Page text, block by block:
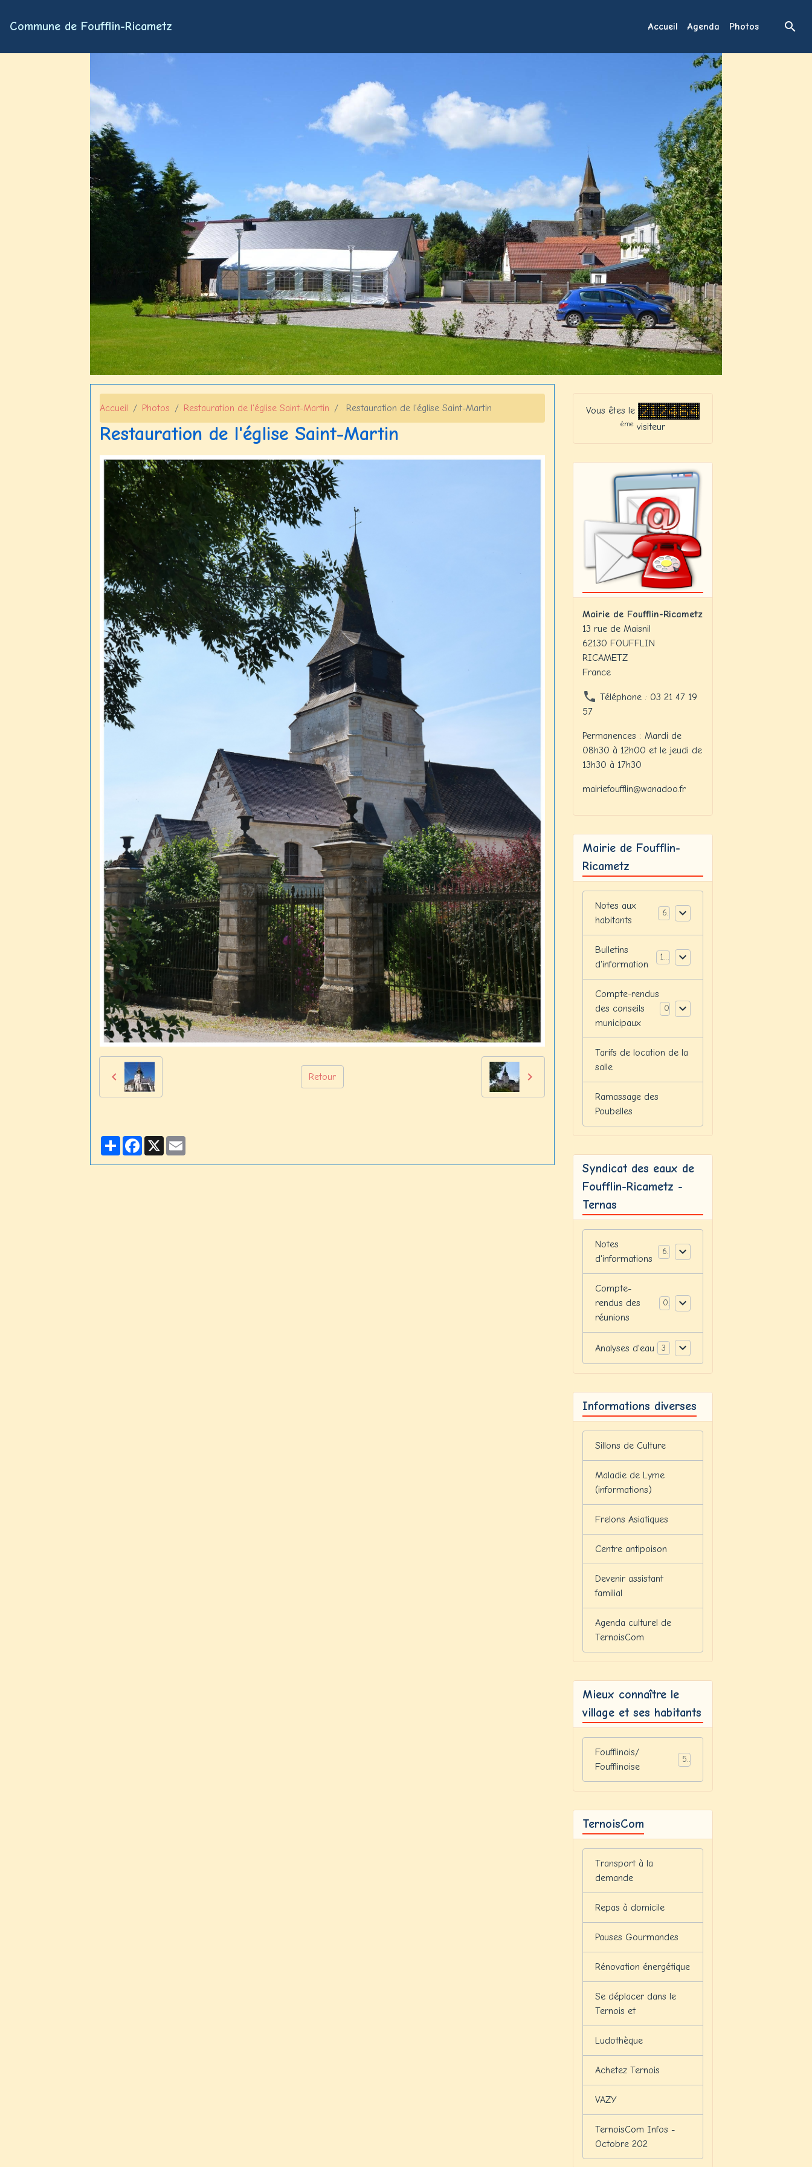
Commune de Foufflin-Ricametz Accueil Agenda Photos
Accueil Photos Restauration de l'église Saint-Martin Restauration de l'église Saint-Martin
Restauration de l'église Saint-Martin
Retour
PartagerFacebook
X
Vous êtes le
ème visiteur
Mairie de Foufflin-Ricametz
13 rue de Maisnil
62130 FOUFFLIN
RICAMETZ
France
Téléphone : 03 21 47 19
57
Permanences : Mardi de
08h30 à 12h00 et le jeudi de
13h30 à 17h30
mairiefoufflin@wanadoo.fr
Mairie de Foufflin-
Ricametz
Notes aux
habitants
6
Bulletins
d'information
12
Compte-rendus
des conseils
municipaux
Tarifs de location de la
salle
Ramassage des
Poubelles
Syndicat des eaux de
Foufflin-Ricametz -
Ternas
Notes
d'informations
6
Compte-
rendus des
réunions
0
Analyses d'eau 3
Informations diverses
Sillons de Culture
Maladie de Lyme
(informations)
Frelons Asiatiques
Centre antipoison
Devenir assistant
familial
Agenda culturel de
TernoisCom
Mieux connaître le
village et ses habitants
Foufflinois/
Foufflinoise
5
TernoisCom
Transport à la
demande
Repas à domicile
Pauses Gourmandes
Rénovation énergétique
Se déplacer dans le
Ternois et
Ludothèque
Achetez Ternois
VAZY
TernoisCom Infos -
Octobre 202